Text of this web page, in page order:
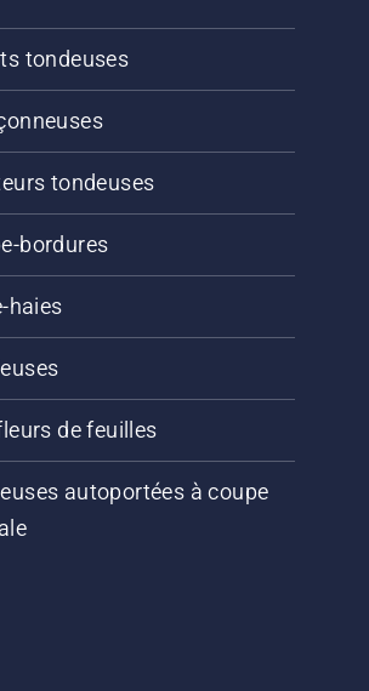
tondeuses
tondeuses
bordures
haies
de feuilles
autoportées à coupe